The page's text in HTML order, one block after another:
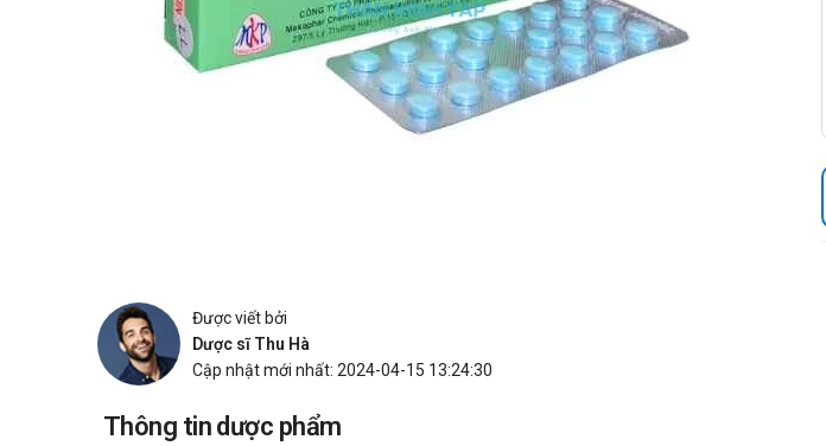
Được viết bởi
Dược sĩ Thu Hà
Cập nhật mới nhất: 2024-04-15 13:24:30
Thông tin dược phẩm